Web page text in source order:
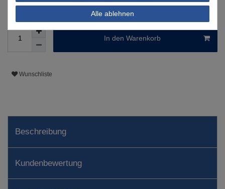
In den Warenkorb
Wunschliste
Beschreibung
Kundenbewertung
Alle ablehnen